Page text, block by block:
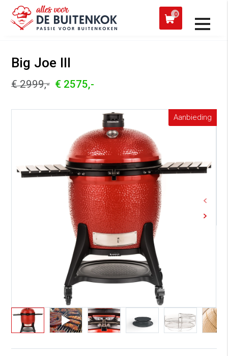
0
werkdag verzonden
Alle producten
Big Joe III
€ 2999,- € 2575,-
Aanbieding